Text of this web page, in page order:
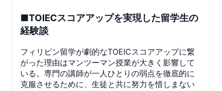
■TOIECスコアアップを実現した留学生の
経験談
フィリピン留学が劇的なTOEICスコアアップに繋
がった理由はマンツーマン授業が大きく影響して
いる。専門の講師が一人ひとりの弱点を徹底的に
克服させるために、生徒と共に努力を惜しまない